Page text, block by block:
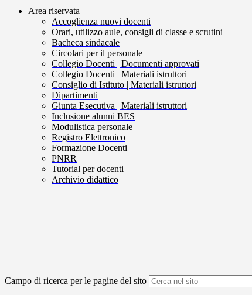
Area riservata
Accoglienza nuovi docenti
Orari, utilizzo aule, consigli di classe e scrutini
Bacheca sindacale
Circolari per il personale
Collegio Docenti | Documenti approvati
Collegio Docenti | Materiali istruttori
Consiglio di Istituto | Materiali istruttori
Dipartimenti
Giunta Esecutiva | Materiali istruttori
Inclusione alunni BES
Modulistica personale
Registro Elettronico
Formazione Docenti
PNRR
Tutorial per docenti
Archivio didattico
Campo di ricerca per le pagine del sito